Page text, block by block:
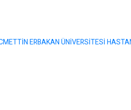
ERBAKAN ÜNİVERSİTESİ